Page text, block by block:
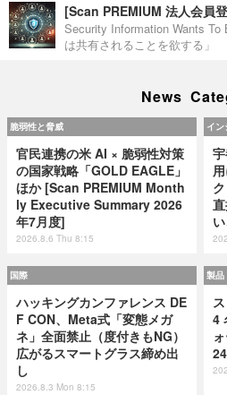
[Scan PREMIUM 法人会員
Security Information Wants To
は共有されることを欲する」
News
脆弱性と脅威
官民連携の米 AI × 脆弱性対策
の国家戦略「GOLD EAGLE」
ほか [Scan PREMIUM Month
ly Executive Summary 2026
年7月度]
2026.8.6 Thu 8:15
イン
国際
ハッキングカンファレンス DE
F CON、Meta式「変態メガ
ネ」全面禁止（度付きもNG）
広がるスマートグラス締め出
し
2026.8.3 Mon 8:15
製品
4